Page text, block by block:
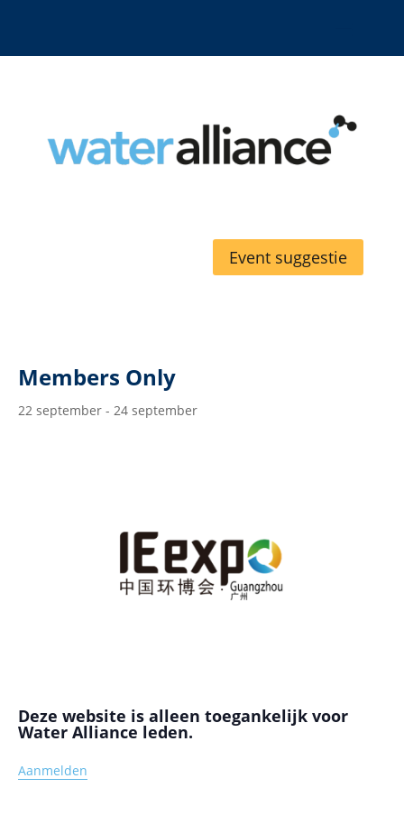
Event suggestie
Members Only
22 september - 24 september
Deze website is alleen toegankelijk voor
Water Alliance leden.
Aanmelden